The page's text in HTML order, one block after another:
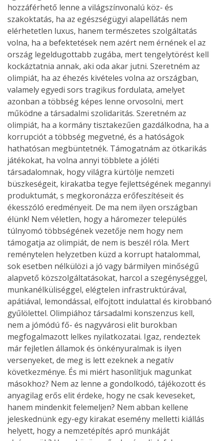
hozzáférhető lenne a világszínvonalú köz- és
szakoktatás, ha az egészségügyi alapellátás nem
elérhetetlen luxus, hanem természetes szolgáltatás
volna, ha a befektetések nem azért nem érnének el az
ország legeldugottabb zugába, mert tengelytörést kell
kockáztatnia annak, aki oda akar jutni. Szeretném az
olimpiát, ha az éhezés kivételes volna az országban,
valamely egyedi sors tragikus fordulata, amelyet
azonban a többség képes lenne orvosolni, mert
működne a társadalmi szolidaritás. Szeretném az
olimpiát, ha a kormány tisztakezűen gazdálkodna, ha a
korrupciót a többség megvetné, és a hatóságok
hathatósan megbüntetnék. Támogatnám az ötkarikás
játékokat, ha volna annyi többlete a jóléti
társadalomnak, hogy világra kürtölje nemzeti
büszkeségeit, kirakatba tegye fejlettségének megannyi
produktumát, s megkoronázza erőfeszítéseit és
ékesszóló eredményeit. De ma nem ilyen országban
élünk! Nem véletlen, hogy a háromezer település
túlnyomó többségének vezetője nem hogy nem
támogatja az olimpiát, de nem is beszél róla. Mert
reménytelen helyzetben küzd a korrupt hatalommal,
sok esetben nélkülözi a jó vagy bármilyen minőségű
alapvető közszolgáltatásokat, harcol a szegénységgel,
munkanélküliséggel, elégtelen infrastruktúrával,
apátiával, lemondással, elfojtott indulattal és kirobbanó
gyűlölettel. Olimpiához társadalmi konszenzus kell,
nem a jómódú fő- és nagyvárosi elit burokban
megfogalmazott lelkes nyilatkozatai. Igaz, rendeztek
már fejletlen államok és önkényuralmak is ilyen
versenyeket, de meg is lett ezeknek a negatív
következménye. És mi miért hasonlítjuk magunkat
másokhoz? Nem az lenne a gondolkodó, tájékozott és
anyagilag erős elit érdeke, hogy ne csak keveseket,
hanem mindenkit felemeljen? Nem abban kellene
jeleskednünk egy-egy kirakat esemény melletti kiállás
helyett, hogy a nemzetépítés apró munkáját